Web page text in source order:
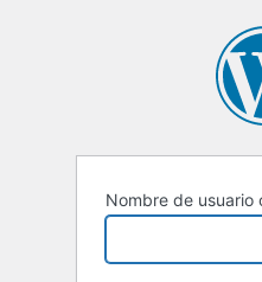
Nombre de usuario